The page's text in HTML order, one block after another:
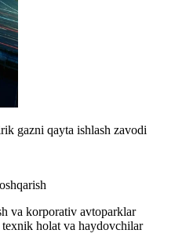
gazni qayta ishlash zavodi
va korporativ avtoparklar
holat va haydovchilar